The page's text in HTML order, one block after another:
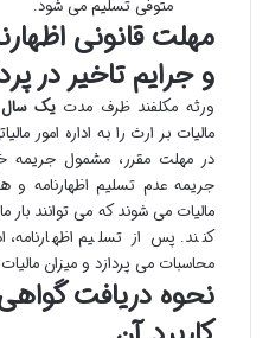
متوفی تسلیم می شود.
مهلت قانونی
و جرایم تاخیر در
ورثه مکلفند ظرف مدتیک سال
مالیات بر ارث را به اداره امور
در مهلت مقرر، مشمول جریمه
جریمه عدم تسلیم اظهارنامه و
مالیات می شوند که می توانند بار
کنند. پس از تسلیم اظهارنامه،
محاسبات می پردازد و میزان
نحوه دریافت گواهی